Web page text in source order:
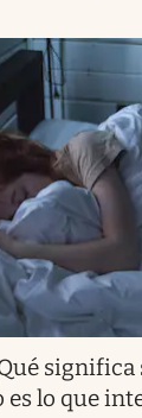
es lo que